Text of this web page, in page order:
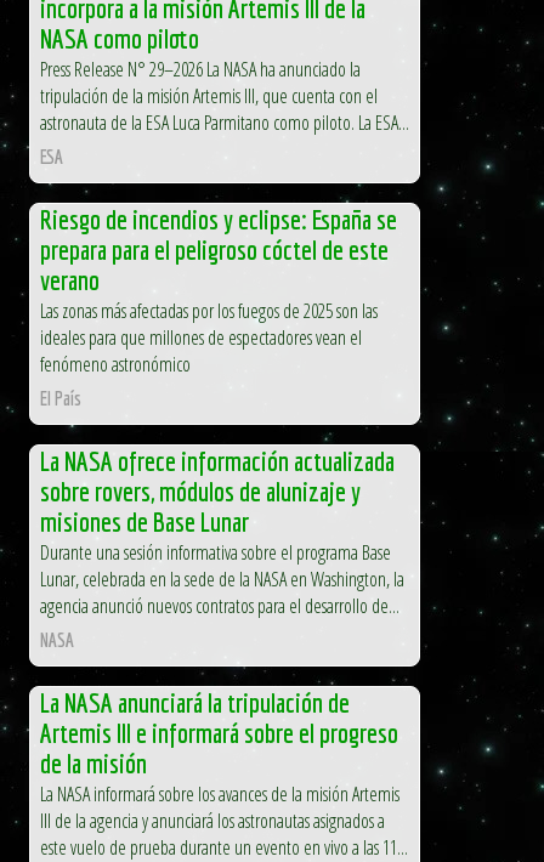
incorpora a la misión Artemis III de la
NASA como piloto
Press Release N° 29–2026 La NASA ha anunciado la
tripulación de la misión Artemis III, que cuenta con el
astronauta de la ESA Luca Parmitano como piloto. La ESA...
ESA
Riesgo de incendios y eclipse: España se
prepara para el peligroso cóctel de este
verano
Las zonas más afectadas por los fuegos de 2025 son las
ideales para que millones de espectadores vean el
fenómeno astronómico
El País
La NASA ofrece información actualizada
sobre rovers, módulos de alunizaje y
misiones de Base Lunar
Durante una sesión informativa sobre el programa Base
Lunar, celebrada en la sede de la NASA en Washington, la
agencia anunció nuevos contratos para el desarrollo de...
NASA
La NASA anunciará la tripulación de
Artemis III e informará sobre el progreso
de la misión
La NASA informará sobre los avances de la misión Artemis
III de la agencia y anunciará los astronautas asignados a
este vuelo de prueba durante un evento en vivo a las 11...